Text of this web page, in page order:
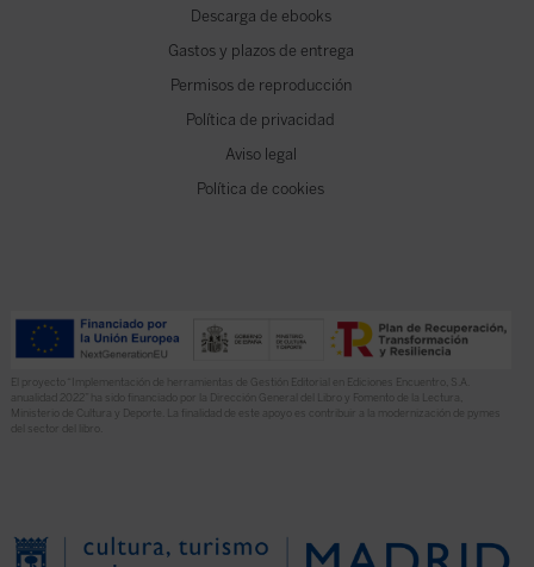
Descarga de ebooks
Gastos y plazos de entrega
Permisos de reproducción
Política de privacidad
Aviso legal
Política de cookies
El proyecto “Implementación de herramientas de Gestión Editorial en Ediciones Encuentro, S.A.
anualidad 2022” ha sido financiado por la Dirección General del Libro y Fomento de la Lectura,
Ministerio de Cultura y Deporte. La finalidad de este apoyo es contribuir a la modernización de pymes
del sector del libro.